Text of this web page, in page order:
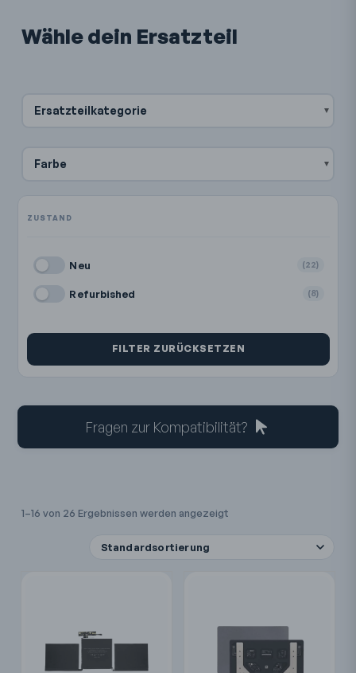
Wähle dein Ersatzteil
Ersatzteilkategorie
Farbe
Neu (22)
Refurbished (8)
FILTER ZURÜCKSETZEN
Fragen zur Kompatibilität?
1–16 von 26 Ergebnissen werden angezeigt